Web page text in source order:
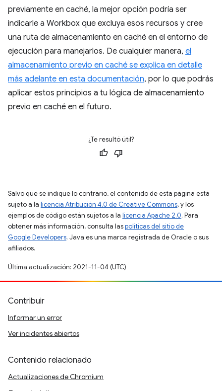
previamente en caché, la mejor opción podría ser
indicarle a Workbox que excluya esos recursos y cree
una ruta de almacenamiento en caché en el entorno de
ejecución para manejarlos. De cualquier manera, el
almacenamiento previo en caché se explica en detalle
más adelante en esta documentación, por lo que podrás
aplicar estos principios a tu lógica de almacenamiento
previo en caché en el futuro.
¿Te resultó útil?
Salvo que se indique lo contrario, el contenido de esta página está
sujeto a la licencia Atribución 4.0 de Creative Commons, y los
ejemplos de código están sujetos a la licencia Apache 2.0. Para
obtener más información, consulta laspolíticas del sitio de
Google Developers. Java es una marca registrada de Oracle o sus
afiliados.
Última actualización: 2021-11-04 (UTC)
Contribuir
Informar un error
Ver incidentes abiertos
Contenido relacionado
Actualizaciones de Chromium